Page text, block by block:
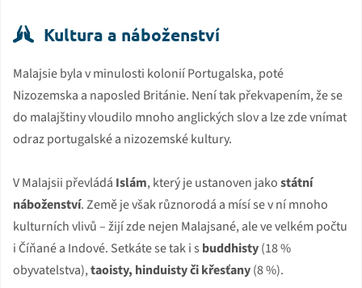
Kultura a náboženství
Malajsie byla v minulosti kolonií Portugalska, poté
Nizozemska a naposled Británie. Není tak překvapením, že se
do malajštiny vloudilo mnoho anglických slov a lze zde vnímat
odraz portugalské a nizozemské kultury.
V Malajsii převládá Islám, který je ustanoven jakostátní
náboženství. Země je však různorodá a mísí se v ní mnoho
kulturních vlivů – žijí zde nejen Malajsané, ale ve velkém počtu
i Číňané a Indové. Setkáte se tak i s buddhisty(18 %
obyvatelstva),taoisty, hinduisty či křesťany(8 %).